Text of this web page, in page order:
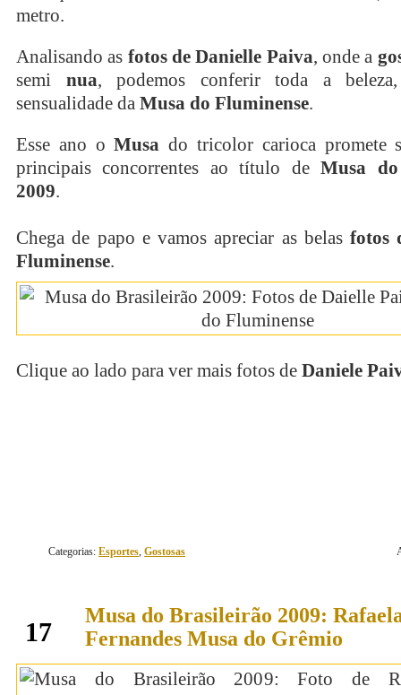
metro.
Analisando as fotos de Danielle Paiva, onde a
semi nua, podemos conferir toda a
sensualidade da Musa do Fluminense.
Esse ano oMusa do tricolor carioca promete
principais concorrentes ao título deMusa
2009.
Chega de papo e vamos apreciar as belasfotos
Fluminense.
Clique ao lado para ver mais fotos de Daniele
Categorias: Esportes, Gostosas
17
Musa do Brasileirão 2009:
Fernandes Musa do Grêmio